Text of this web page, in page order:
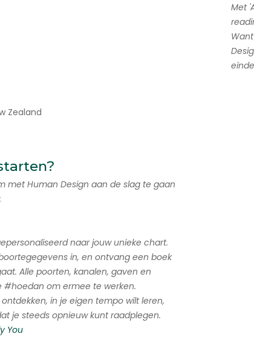
Zealand
Met
met Human Design aan de slag te gaan
naar jouw unieke chart.
in, en ontvang een boek
Alle poorten, kanalen, gaven en
#hoedan om ermee te werken.
in je eigen tempo wilt leren,
je steeds opnieuw kunt raadplegen.
You